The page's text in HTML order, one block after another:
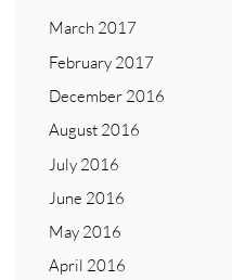
March 2017
February 2017
December 2016
August 2016
July 2016
June 2016
May 2016
April 2016